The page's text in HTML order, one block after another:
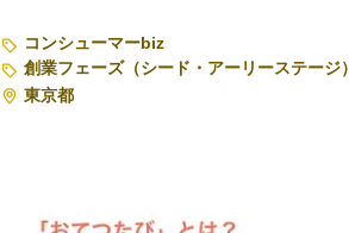
紹介する企業について
コンシューマーbiz
創業フェーズ（シード・アーリーステージ）
東京都